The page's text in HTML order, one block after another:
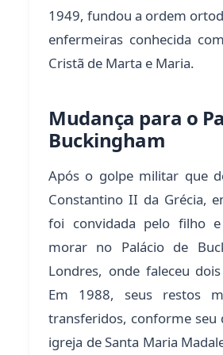
1949, fundou a ordem
enfermeiras conhecida
Cristã de Marta e Maria.
Mudança para o
Buckingham
Após o golpe militar que
Constantino II da Grécia,
foi convidada pelo filho
morar no Palácio de
Londres, onde faleceu
Em 1988, seus restos
transferidos, conforme seu
igreja de Santa Maria